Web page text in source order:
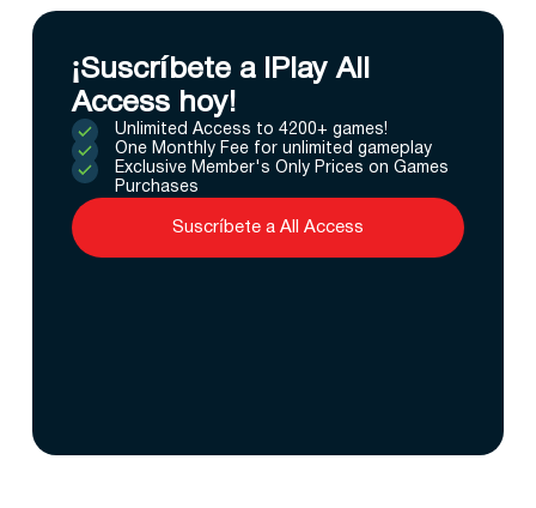
¡Suscríbete a IPlay All
Access hoy!
Unlimited Access to 4200+ games!
One Monthly Fee for unlimited gameplay
Exclusive Member's Only Prices on Games
Purchases
Suscríbete a All Access